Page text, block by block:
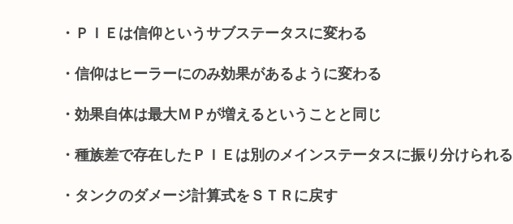
・ＰＩＥは信仰というサブステータスに変わる
・信仰はヒーラーにのみ効果があるように変わる
・効果自体は最大ＭＰが増えるということと同じ
・種族差で存在したＰＩＥは別のメインステータスに振り分けられる
・タンクのダメージ計算式をＳＴＲに戻す